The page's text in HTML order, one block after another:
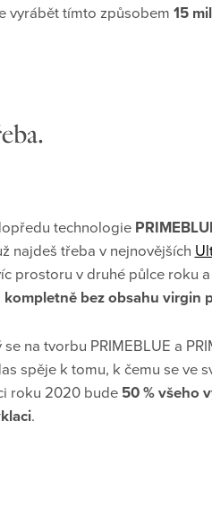
vyrábět tímto způsobem 15
technologie
najdeš třeba v nejnovějších
prostoru v druhé půlce roku
kompletně bez obsahu virgin
na tvorbu PRIMEBLUE a
spěje k tomu, k čemu se ve
roku 2020 bude 50 % všeho
.